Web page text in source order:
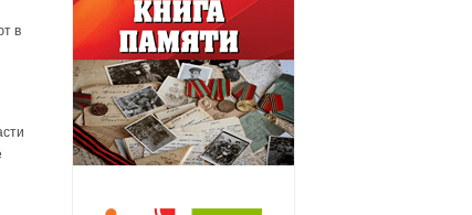
в